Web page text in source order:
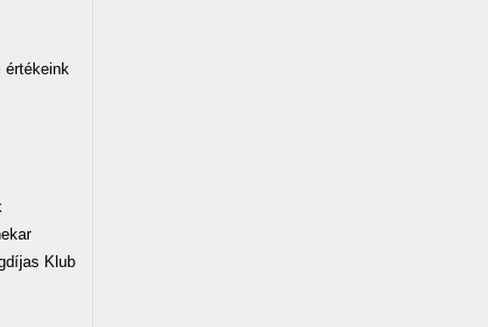
értékeink
Klub